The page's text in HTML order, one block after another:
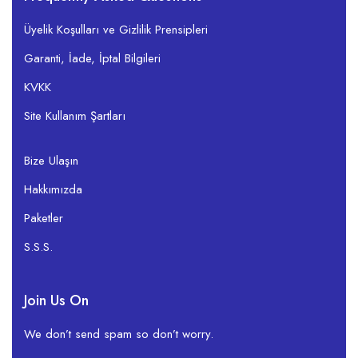
Üyelik Koşulları ve Gizlilik Prensipleri
Garanti, İade, İptal Bilgileri
KVKK
Site Kullanım Şartları
Bize Ulaşın
Hakkımızda
Paketler
S.S.S.
Join Us On
We don’t send spam so don’t worry.